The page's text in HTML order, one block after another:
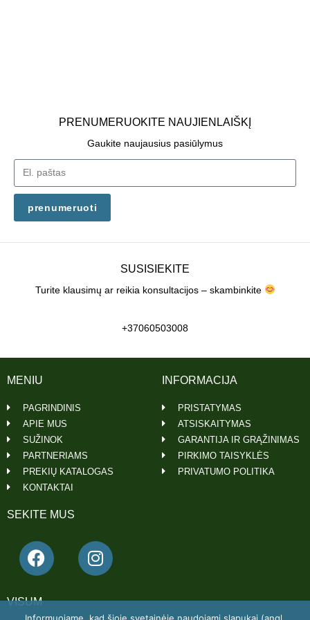
PRENUMERUOKITE NAUJIENLAIŠKĮ
Gaukite naujausius pasiūlymus
prenumeruoti
SUSISIEKITE
Turite klausimų ar reikia konsultacijos – skambinkite
+37060503008
VISUM
SEKITE MUS
INFORMACIJA
PRISTATYMAS
ATSISKAITYMAS
GARANTIJA IR GRĄŽINIMAS
PIRKIMO TAISYKLĖS
PRIVATUMO POLITIKA
MENIU
PAGRINDINIS
APIE MUS
SUŽINOK
PARTNERIAMS
PREKIŲ KATALOGAS
KONTAKTAI